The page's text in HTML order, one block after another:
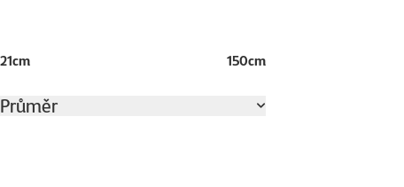
21cm 150cm
Průměr